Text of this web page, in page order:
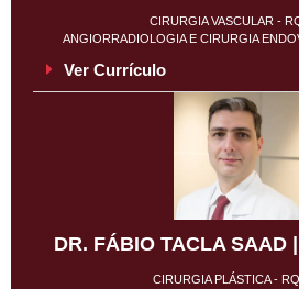
CIRURGIA VASCULAR -
ANGIORRADIOLOGIA E CIRURGIA
Ver Currículo
DR. FÁBIO TACLA SAAD
CIRURGIA PLÁSTICA -